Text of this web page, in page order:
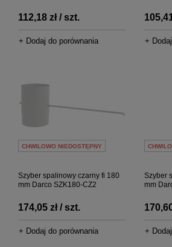
112,18 zł / szt.
+ Dodaj do porównania +
CHWILOWO NIEDOSTĘPNY
Szyber spalinowy czarny fi 180
mm Darco SZK180-CZ2
174,05 zł / szt.
+ Dodaj do porównania
Szyber
mm
+